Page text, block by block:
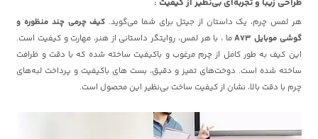
طراحی زیبا و تجربه‌ای بی‌نظیر از کیفیت :
هر لمس چرم، یک داستان از جیتل برای شما می‌گوید. کیف چرمی چند منظوره و
گوشی موبایل A73
ما ، با هر لمس، روایتگر داستانی از هنر، مهارت و کیفیت است.
این کیف به طور کامل از چرم مرغوب و باکیفیت ساخته شده که با دقت و ظرافت
ساخته شده است. دوخت‌های تمیز و دقیق، بست های باکیفیت و پرداخت لبه‌های
چرم با دقت بالا، نشان از کیفیت ساخت بی‌نظیر این محصول است.